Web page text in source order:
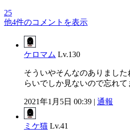
25
他4件のコメントを表示
ケロマム Lv.130
そういやそんなのありました
らいでしか見ないので忘れて
2021年1月5日 00:39 | 通報
ミケ猫 Lv.41